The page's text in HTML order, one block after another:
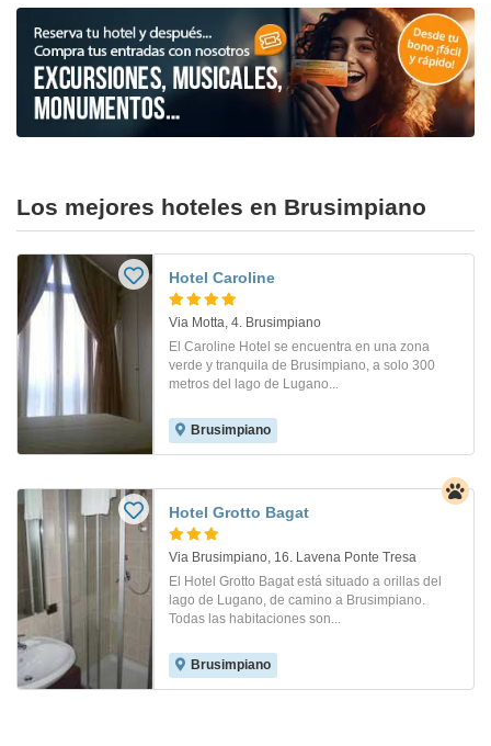
Los mejores hoteles en Brusimpiano
Hotel Caroline
Via Motta, 4. Brusimpiano
El Caroline Hotel se encuentra en una zona
verde y tranquila de Brusimpiano, a solo 300
metros del lago de Lugano...
Brusimpiano
Hotel Grotto Bagat
Via Brusimpiano, 16. Lavena Ponte Tresa
El Hotel Grotto Bagat está situado a orillas del
lago de Lugano, de camino a Brusimpiano.
Todas las habitaciones son...
Brusimpiano